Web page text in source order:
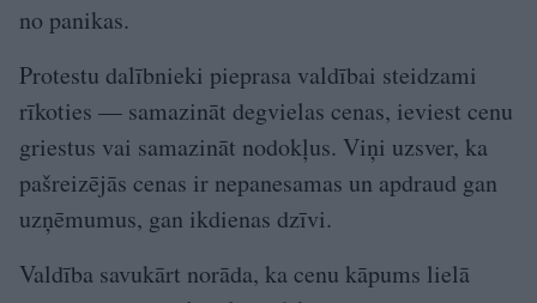
no panikas.
Protestu dalībnieki pieprasa valdībai steidzami
rīkoties — samazināt degvielas cenas, ieviest cenu
griestus vai samazināt nodokļus. Viņi uzsver, ka
pašreizējās cenas ir nepanesamas un apdraud gan
uzņēmumus, gan ikdienas dzīvi.
Valdība savukārt norāda, ka cenu kāpums lielā